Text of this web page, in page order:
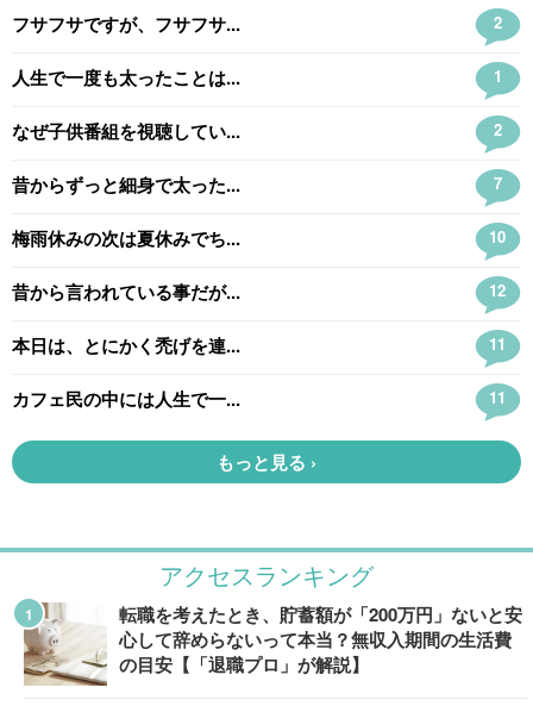
アクセスランキング
転職を考えたとき、貯蓄額が「200万円」ないと安
心して辞めらないって本当？無収入期間の生活費
の目安【「退職プロ」が解説】